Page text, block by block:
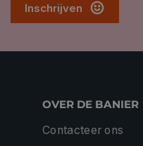
Inschrijven
OVER DE BANIER
Contacteer ons